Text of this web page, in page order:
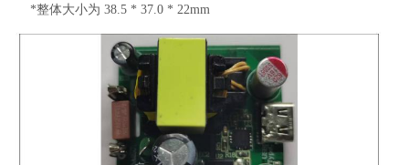
*整体大小为 38.5 * 37.0 * 22mm